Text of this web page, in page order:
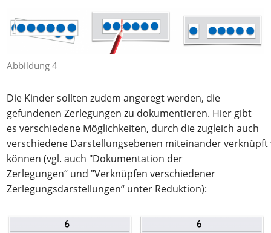
Abbildung 4
Die Kinder sollten zudem angeregt werden, die
gefundenen Zerlegungen zu dokumentieren. Hier gibt
es verschiedene Möglichkeiten, durch die zugleich auch
verschiedene Darstellungsebenen miteinander verknüpft
können (vgl. auch "Dokumentation der
Zerlegungen“ und "Verknüpfen verschiedener
Zerlegungsdarstellungen“ unter Reduktion):